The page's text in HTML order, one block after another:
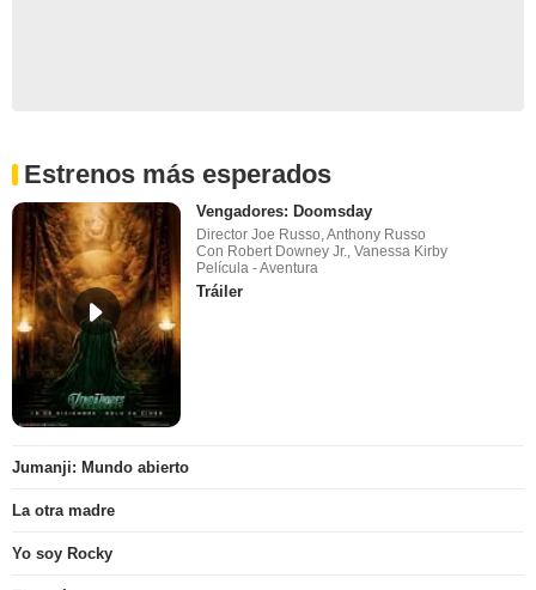
Estrenos más esperados
Vengadores: Doomsday
Director Joe Russo, Anthony Russo
Con Robert Downey Jr., Vanessa Kirby
Película - Aventura
Tráiler
Jumanji: Mundo abierto
La otra madre
Yo soy Rocky